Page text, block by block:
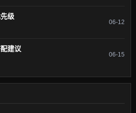
级
06-12
建议
06-15